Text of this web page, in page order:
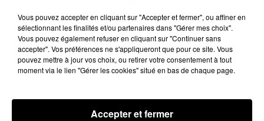
Quatre blessés dont un grave dans un
accident sur l'A10
Le choc a eu lieu dans la matinée, vendredi 7 août à
hauteur de Sainville en direction d'Orléans.
LE GRAND FORMAT Voir plus
Vous pouvez accepter en cliquant sur "Accepter et fermer", ou affiner en
sélectionnant les finalités et/ou partenaires dans "Gérer mes choix".
Vous pouvez également refuser en cliquant sur "Continuer sans
accepter". Vos préférences ne s'appliqueront que pour ce site. Vous
pouvez mettre à jour vos choix, ou retirer votre consentement à tout
moment via le lien "Gérer les cookies" situé en bas de chaque page.
Accepter et fermer